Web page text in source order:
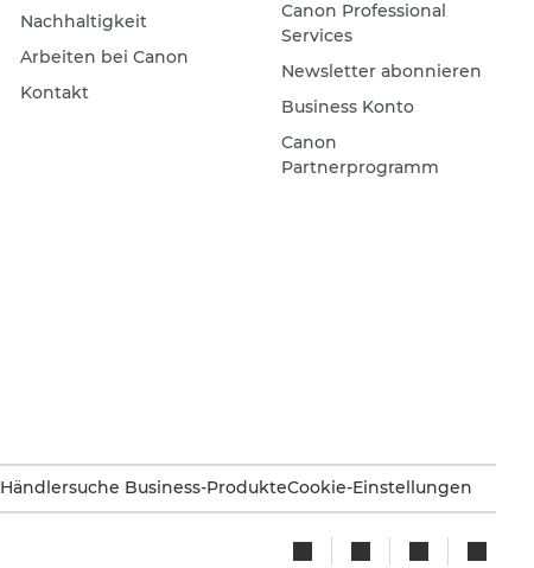
Nachhaltigkeit
Arbeiten bei Canon
Kontakt
Canon Professional
Services
Newsletter abonnieren
Business Konto
Canon
Partnerprogramm
Händlersuche Business-ProdukteCookie-Einstellungen